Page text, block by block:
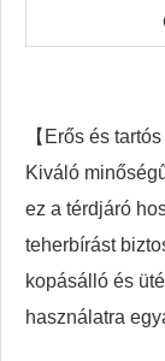
【Erős és tartós
Kiváló
ez a térdjáró
teherbírást
kopásálló és
használatra